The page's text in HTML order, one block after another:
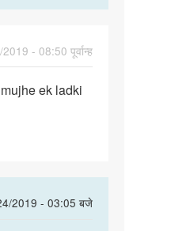
- 08:50 पूर्वान्ह
ek ladki
2019 - 03:05 बजे